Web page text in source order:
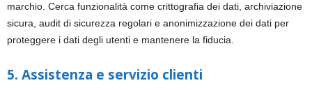
marchio. Cerca funzionalità come crittografia dei dati, archiviazione
sicura, audit di sicurezza regolari e anonimizzazione dei dati per
proteggere i dati degli utenti e mantenere la fiducia.
5. Assistenza e servizio clienti